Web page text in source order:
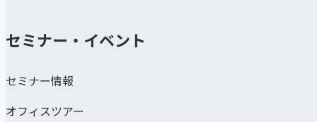
セミナー・イベント
セミナー情報
オフィスツアー